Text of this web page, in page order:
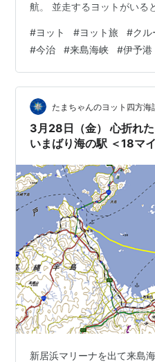
航。 並走するヨットがいる
#ヨット #ヨット旅 #クル
#今治 #来島海峡 #伊予港
たまちゃんのヨット四方海
3月28日（金） 心折れ
いまばり海の駅 ＜18マ
新居浜マリーナを出て来島